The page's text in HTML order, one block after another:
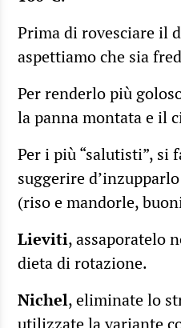
Prima di rovesciare il
aspettiamo che sia
Per renderlo più
la panna montata e il
Per i più “salutisti”, si
suggerire
(riso e mandorle,
Lieviti, assaporatelo
dieta di rotazione.
Nichel, eliminate lo
utilizzate la variante